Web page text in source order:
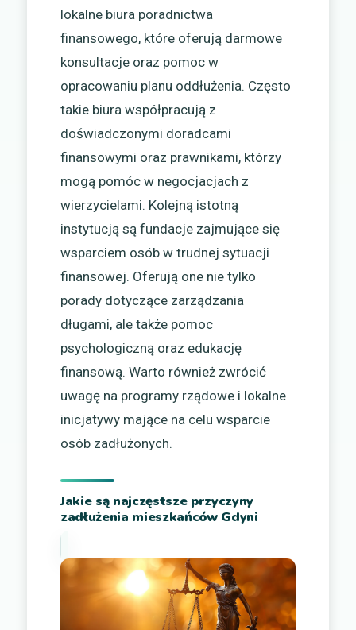
lokalne biura poradnictwa
finansowego, które oferują darmowe
konsultacje oraz pomoc w
opracowaniu planu oddłużenia. Często
takie biura współpracują z
doświadczonymi doradcami
finansowymi oraz prawnikami, którzy
mogą pomóc w negocjacjach z
wierzycielami. Kolejną istotną
instytucją są fundacje zajmujące się
wsparciem osób w trudnej sytuacji
finansowej. Oferują one nie tylko
porady dotyczące zarządzania
długami, ale także pomoc
psychologiczną oraz edukację
finansową. Warto również zwrócić
uwagę na programy rządowe i lokalne
inicjatywy mające na celu wsparcie
osób zadłużonych.
Jakie są najczęstsze przyczyny
zadłużenia mieszkańców Gdyni